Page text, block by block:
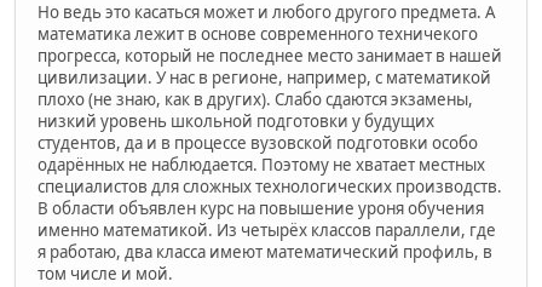
Но ведь это касаться может и любого другого предмета. А
математика лежит в основе современного техничекого
прогресса, который не последнее место занимает в нашей
цивилизации. У нас в регионе, например, с математикой
плохо (не знаю, как в других). Слабо сдаются экзамены,
низкий уровень школьной подготовки у будущих
студентов, да и в процессе вузовской подготовки особо
одарённых не наблюдается. Поэтому не хватает местных
специалистов для сложных технологических производств.
В области объявлен курс на повышение уроня обучения
именно математикой. Из четырёх классов параллели, где
я работаю, два класса имеют математический профиль, в
том числе и мой.